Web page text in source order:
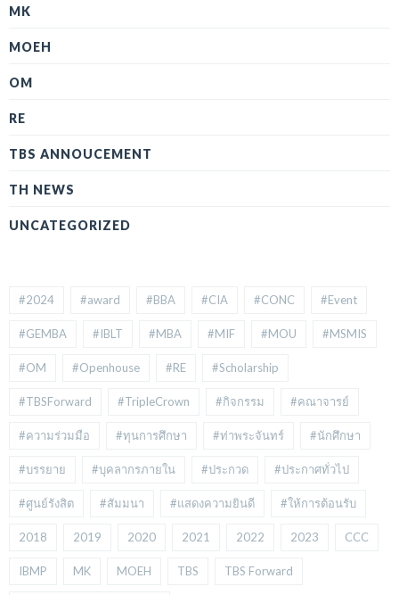
MK
MOEH
OM
RE
TBS ANNOUCEMENT
TH NEWS
UNCATEGORIZED
#2024 #award #BBA #CIA #CONC #Event
#GEMBA #IBLT #MBA #MIF #MOU #MSMIS
#OM #Openhouse #RE #Scholarship
#TBSForward #TripleCrown #กิจกรรม #คณาจารย์
#ความร่วมมือ #ทุนการศึกษา #ท่าพระจันทร์ #นักศึกษา
#บรรยาย #บุคลากรภายใน #ประกวด #ประกาศทั่วไป
#ศูนย์รังสิต #สัมมนา #แสดงความยินดี #ให้การต้อนรับ
2018 2019 2020 2021 2022 2023 CCC
IBMP MK MOEH TBS TBS Forward